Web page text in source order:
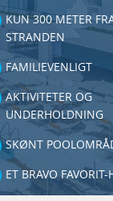
KUN 300 METER
STRANDEN
FAMILIEVENLIGT
AKTIVITETER OG
UNDERHOLDNING
SKØNT
ET BRAVO FAVORIT-